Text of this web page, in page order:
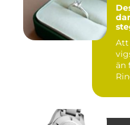
Att
än